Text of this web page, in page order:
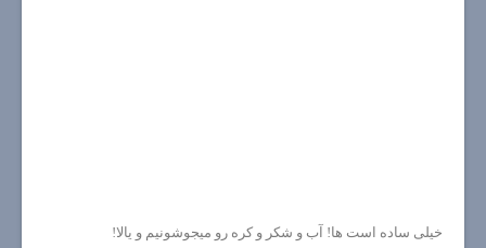
خیلی ساده است ها! آب و شکر و کره رو میجوشونیم و یالا!